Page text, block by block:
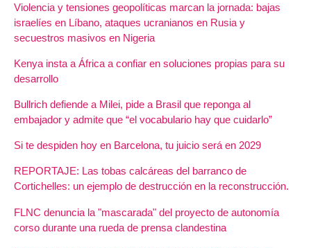
Violencia y tensiones geopolíticas marcan la jornada: bajas
israelíes en Líbano, ataques ucranianos en Rusia y
secuestros masivos en Nigeria
Kenya insta a África a confiar en soluciones propias para su
desarrollo
Bullrich defiende a Milei, pide a Brasil que reponga al
embajador y admite que “el vocabulario hay que cuidarlo”
Si te despiden hoy en Barcelona, tu juicio será en 2029
REPORTAJE: Las tobas calcáreas del barranco de
Cortichelles: un ejemplo de destrucción en la reconstrucción.
FLNC denuncia la "mascarada" del proyecto de autonomía
corso durante una rueda de prensa clandestina